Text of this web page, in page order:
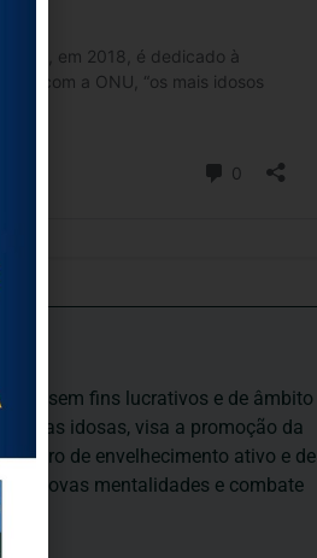
sem fins lucrativos e de âmbito
idosas, visa a promoção da
de envelhecimento ativo e de
novas mentalidades e combate